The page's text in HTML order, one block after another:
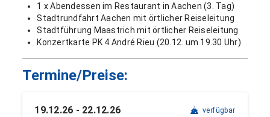
1 x Abendessen im Restaurant in Aachen (3. Tag)
Stadtrundfahrt Aachen mit örtlicher Reiseleitung
Stadtführung Maastrich mit örtlicher Reiseleitung
Konzertkarte PK 4 André Rieu (20.12. um 19.30 Uhr)
Termine/Preise:
19.12.26 - 22.12.26 verfügbar